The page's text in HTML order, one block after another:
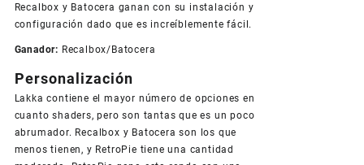
Recalbox y Batocera ganan con su instalación y
configuración dado que es increíblemente fácil.
Ganador: Recalbox/Batocera
Personalización
Lakka contiene el mayor número de opciones en
cuanto shaders, pero son tantas que es un poco
abrumador. Recalbox y Batocera son los que
menos tienen, y RetroPie tiene una cantidad